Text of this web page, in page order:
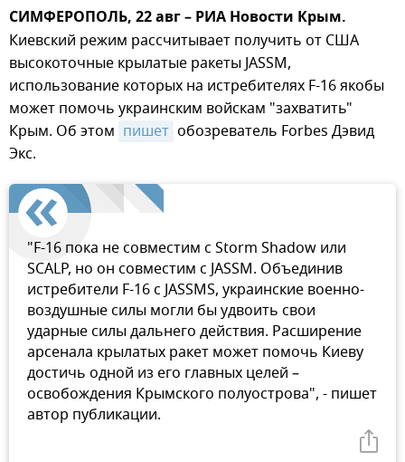
СИМФЕРОПОЛЬ, 22 авг – РИА Новости Крым.
Киевский режим рассчитывает получить от США
высокоточные крылатые ракеты JASSM,
использование которых на истребителях F-16 якобы
может помочь украинским войскам "захватить"
Крым. Об этом пишет обозреватель Forbes Дэвид
Экс.
"F-16 пока не совместим с Storm Shadow или
SCALP, но он совместим с JASSM. Объединив
истребители F-16 с JASSMS, украинские военно-
воздушные силы могли бы удвоить свои
ударные силы дальнего действия. Расширение
арсенала крылатых ракет может помочь Киеву
достичь одной из его главных целей –
освобождения Крымского полуострова", - пишет
автор публикации.